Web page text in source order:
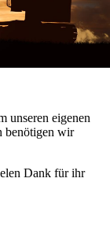
unseren eigenen
benötigen wir
Dank für ihr